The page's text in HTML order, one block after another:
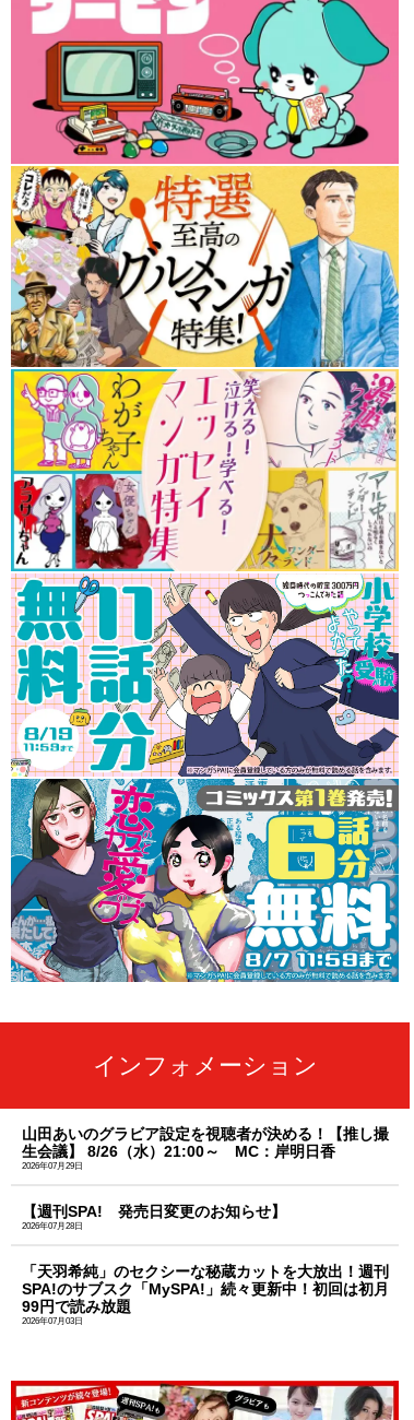
インフォメーション
山田あいのグラビア設定を視聴者が決める！【推し撮
生会議】 8/26（水）21:00～ MC：岸明日香
2026年07月29日
【週刊SPA! 発売日変更のお知らせ】
2026年07月28日
「天羽希純」のセクシーな秘蔵カットを大放出！週刊
SPA!のサブスク「MySPA!」続々更新中！初回は初月
99円で読み放題
2026年07月03日